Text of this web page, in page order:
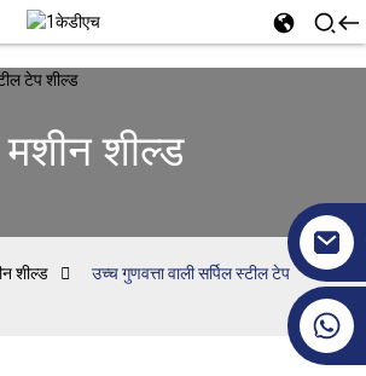
मशीन शील्ड
शील्ड
उच्च गुणवत्ता वाली सर्पिल स्टील टेप